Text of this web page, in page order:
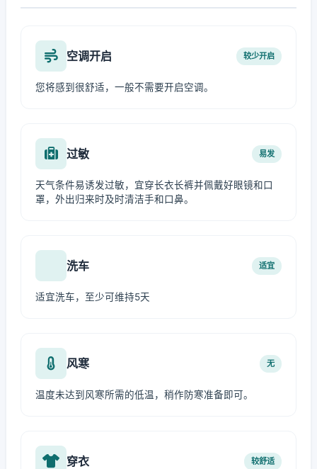
空调开启 较少开启
您将感到很舒适，一般不需要开启空调。
过敏 易发
天气条件易诱发过敏，宜穿长衣长裤并佩戴好眼镜和口
罩，外出归来时及时清洁手和口鼻。
洗车 适宜
适宜洗车，至少可维持5天
风寒 无
温度未达到风寒所需的低温，稍作防寒准备即可。
穿衣 较舒适